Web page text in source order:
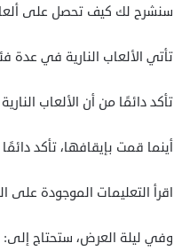
سنشرح لك كيف تحصل على
تأتي الألعاب النارية في عدة
تأكد دائمًا من أن الألعاب
أينما قمت بإيقافها، تأكد
اقرأ التعليمات الموجودة
وفي ليلة العرض، ستحتاج إلى: